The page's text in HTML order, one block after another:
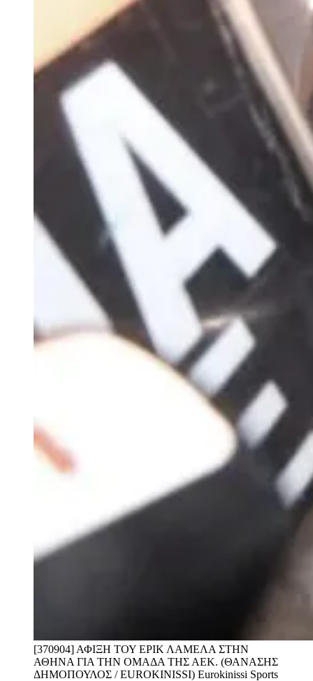
[370904] ΑΦΙΞΗ ΤΟΥ ΕΡΙΚ ΛΑΜΕΛΑ ΣΤΗΝ
ΑΘΗΝΑ ΓΙΑ ΤΗΝ ΟΜΑΔΑ ΤΗΣ ΑΕΚ. (ΘΑΝΑΣΗΣ
ΔΗΜΟΠΟΥΛΟΣ / EUROKINISSI) Eurokinissi Sports